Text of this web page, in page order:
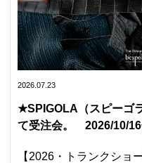
2026.07.23
★SPIGOLA（スピーゴ
て受注会。 2026/10/16
【2026・トランクショ